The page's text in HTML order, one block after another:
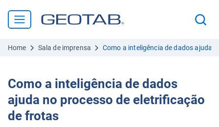
Home Sala de imprensa Como a inteligência de dados ajuda
Como a inteligência de dados
ajuda no processo de eletrificação
de frotas